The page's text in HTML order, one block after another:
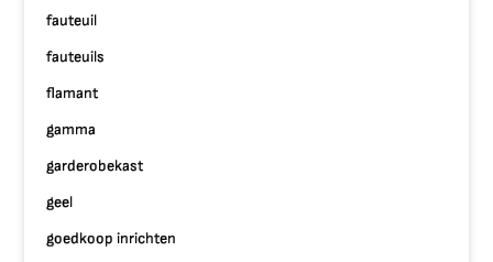
fauteuil
fauteuils
flamant
gamma
garderobekast
geel
goedkoop inrichten